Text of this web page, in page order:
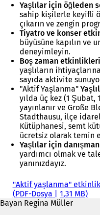
Yaşlılar için öğleden
sahip kişilerle keyifli
çıkarın ve zengin
Tiyatro ve konser
büyüsüne kapılın ve
deneyimleyin.
Boş zaman
yaşlıların
sayıda aktivite
"Aktif Yaşlanma"
yılda üç kez (1
yayınlanır ve Große
Stadthausu, ilçe
Kütüphanesi, semt
ücretsiz olarak temin
Yaşlılar için
yardımcı olmak ve
yanınızdayız.
"Aktif yaşlanma"
PDF-Dosya
1,31 MB
Bayan Regina Müller